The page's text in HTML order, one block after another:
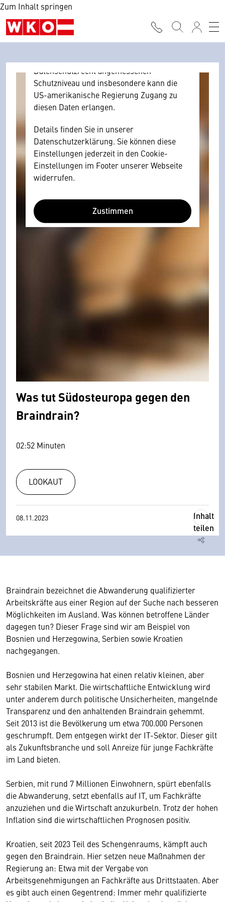
Zum Inhalt springen
Browser personenbezogene technische
Daten zu Geräten und Nutzerverhalten
mitunter mit US-amerikanischen Anbietern
Datenschutzrecht angemessenen
Schutzniveau und insbesondere kann die
US-amerikanische Regierung Zugang zu
diesen Daten erlangen.
Details finden Sie in unserer
Datenschutzerklärung. Sie können diese
Einstellungen jederzeit in den Cookie-
Einstellungen im Footer unserer Webseite
widerrufen.
Zustimmen
Was tut Südosteuropa gegen den
Braindrain?
02:52 Minuten
LOOKAUT
08.11.2023
Inhalt
teilen
Braindrain bezeichnet die Abwanderung qualifizierter
Arbeitskräfte aus einer Region auf der Suche nach besseren
Möglichkeiten im Ausland. Was können betroffene Länder
dagegen tun? Dieser Frage sind wir am Beispiel von
Bosnien und Herzegowina, Serbien sowie Kroatien
nachgegangen.
Bosnien und Herzegowina hat einen relativ kleinen, aber
sehr stabilen Markt. Die wirtschaftliche Entwicklung wird
unter anderem durch politische Unsicherheiten, mangelnde
Transparenz und den anhaltenden Braindrain gehemmt.
Seit 2013 ist die Bevölkerung um etwa 700.000 Personen
geschrumpft. Dem entgegen wirkt der IT-Sektor. Dieser gilt
als Zukunftsbranche und soll Anreize für junge Fachkräfte
im Land bieten.
Serbien, mit rund 7 Millionen Einwohnern, spürt ebenfalls
die Abwanderung, setzt ebenfalls auf IT, um Fachkräfte
anzuziehen und die Wirtschaft anzukurbeln. Trotz der hohen
Inflation sind die wirtschaftlichen Prognosen positiv.
Kroatien, seit 2023 Teil des Schengenraums, kämpft auch
gegen den Braindrain. Hier setzen neue Maßnahmen der
Regierung an: Etwa mit der Vergabe von
Arbeitsgenehmigungen an Fachkräfte aus Drittstaaten. Aber
es gibt auch einen Gegentrend: Immer mehr qualifizierte